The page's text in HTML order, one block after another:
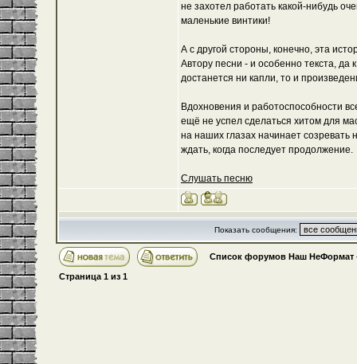
не захотел работать какой-нибудь
маленькие винтики!
А с другой стороны, конечно, эта
Автору песни - и особенно текста, да
достанется ни капли, то и
Вдохновения и работоспособности
ещё не успел сделаться хитом для
на наших глазах начинает
ждать, когда последует продолжение.
Слушать песню
Показать сообщения:
Список форумов Наш НеФормат
Страница 1 из 1